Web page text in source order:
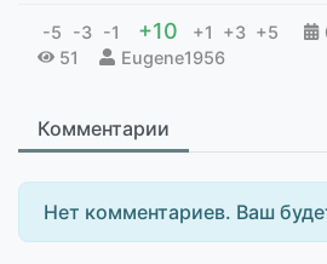
-5 -3 -1 +10 +1 +3 +5
51
Eugene1956
Комментарии
Нет комментариев. Ваш